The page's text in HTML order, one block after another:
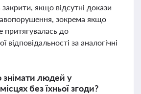
якщо відсутні докази
зокрема якщо
притягувалась до
відповідальності за аналогічні
знімати людей у
без їхньої згоди?